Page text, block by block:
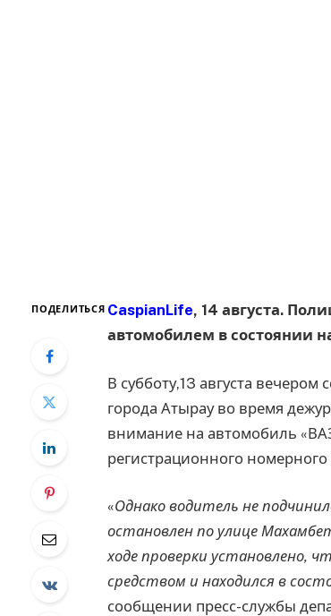
ПОДЕЛИТЬСЯ CaspianLife, 14 августа.
автомобилем в состоянии
В субботу,13 августа
города Атырау во время
внимание на автомобиль
регистрационного
«Однако водитель не
остановлен по улице
ходе проверки установлено,
средством и находился в
сообщении пресс-службы